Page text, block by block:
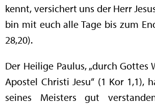
kennt, versichert uns der Herr
bin mit euch alle Tage bis zum
28,20).
Der Heilige Paulus, „durch Gottes
Apostel Christi Jesu“ (1 Kor 1,1),
seines Meisters gut